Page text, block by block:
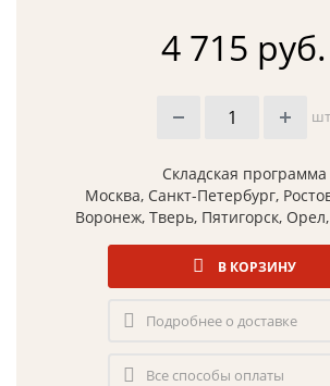
4 715 руб.
шт
Складская программа
Москва, Санкт-Петербург,
Воронеж, Тверь, Пятигорск,
В КОРЗИНУ
Подробнее о доставке
Все способы оплаты